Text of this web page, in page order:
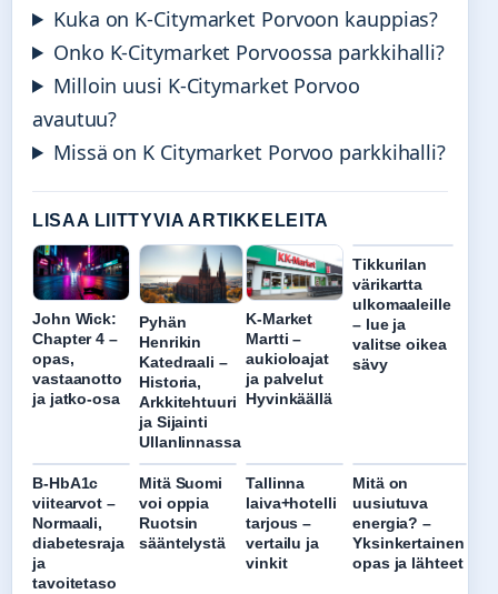
Kuka on K-Citymarket Porvoon kauppias?
Onko K-Citymarket Porvoossa parkkihalli?
Milloin uusi K-Citymarket Porvoo
avautuu?
Missä on K Citymarket Porvoo parkkihalli?
LISAA LIITTYVIA ARTIKKELEITA
John Wick:
Chapter 4 –
opas,
vastaanotto
ja jatko-osa
Pyhän
Henrikin
Katedraali –
Historia,
Arkkitehtuuri
ja Sijainti
Ullanlinnassa
K-Market
Martti –
aukioloajat
ja palvelut
Hyvinkäällä
Tikkurilan
värikartta
ulkomaaleille
– lue ja
valitse oikea
sävy
B-HbA1c
viitearvot –
Normaali,
diabetesraja
ja
tavoitetaso
Mitä Suomi
voi oppia
Ruotsin
sääntelystä
Tallinna
laiva+hotelli
tarjous –
vertailu ja
vinkit
Mitä on
uusiutuva
energia? –
Yksinkertainen
opas ja lähteet